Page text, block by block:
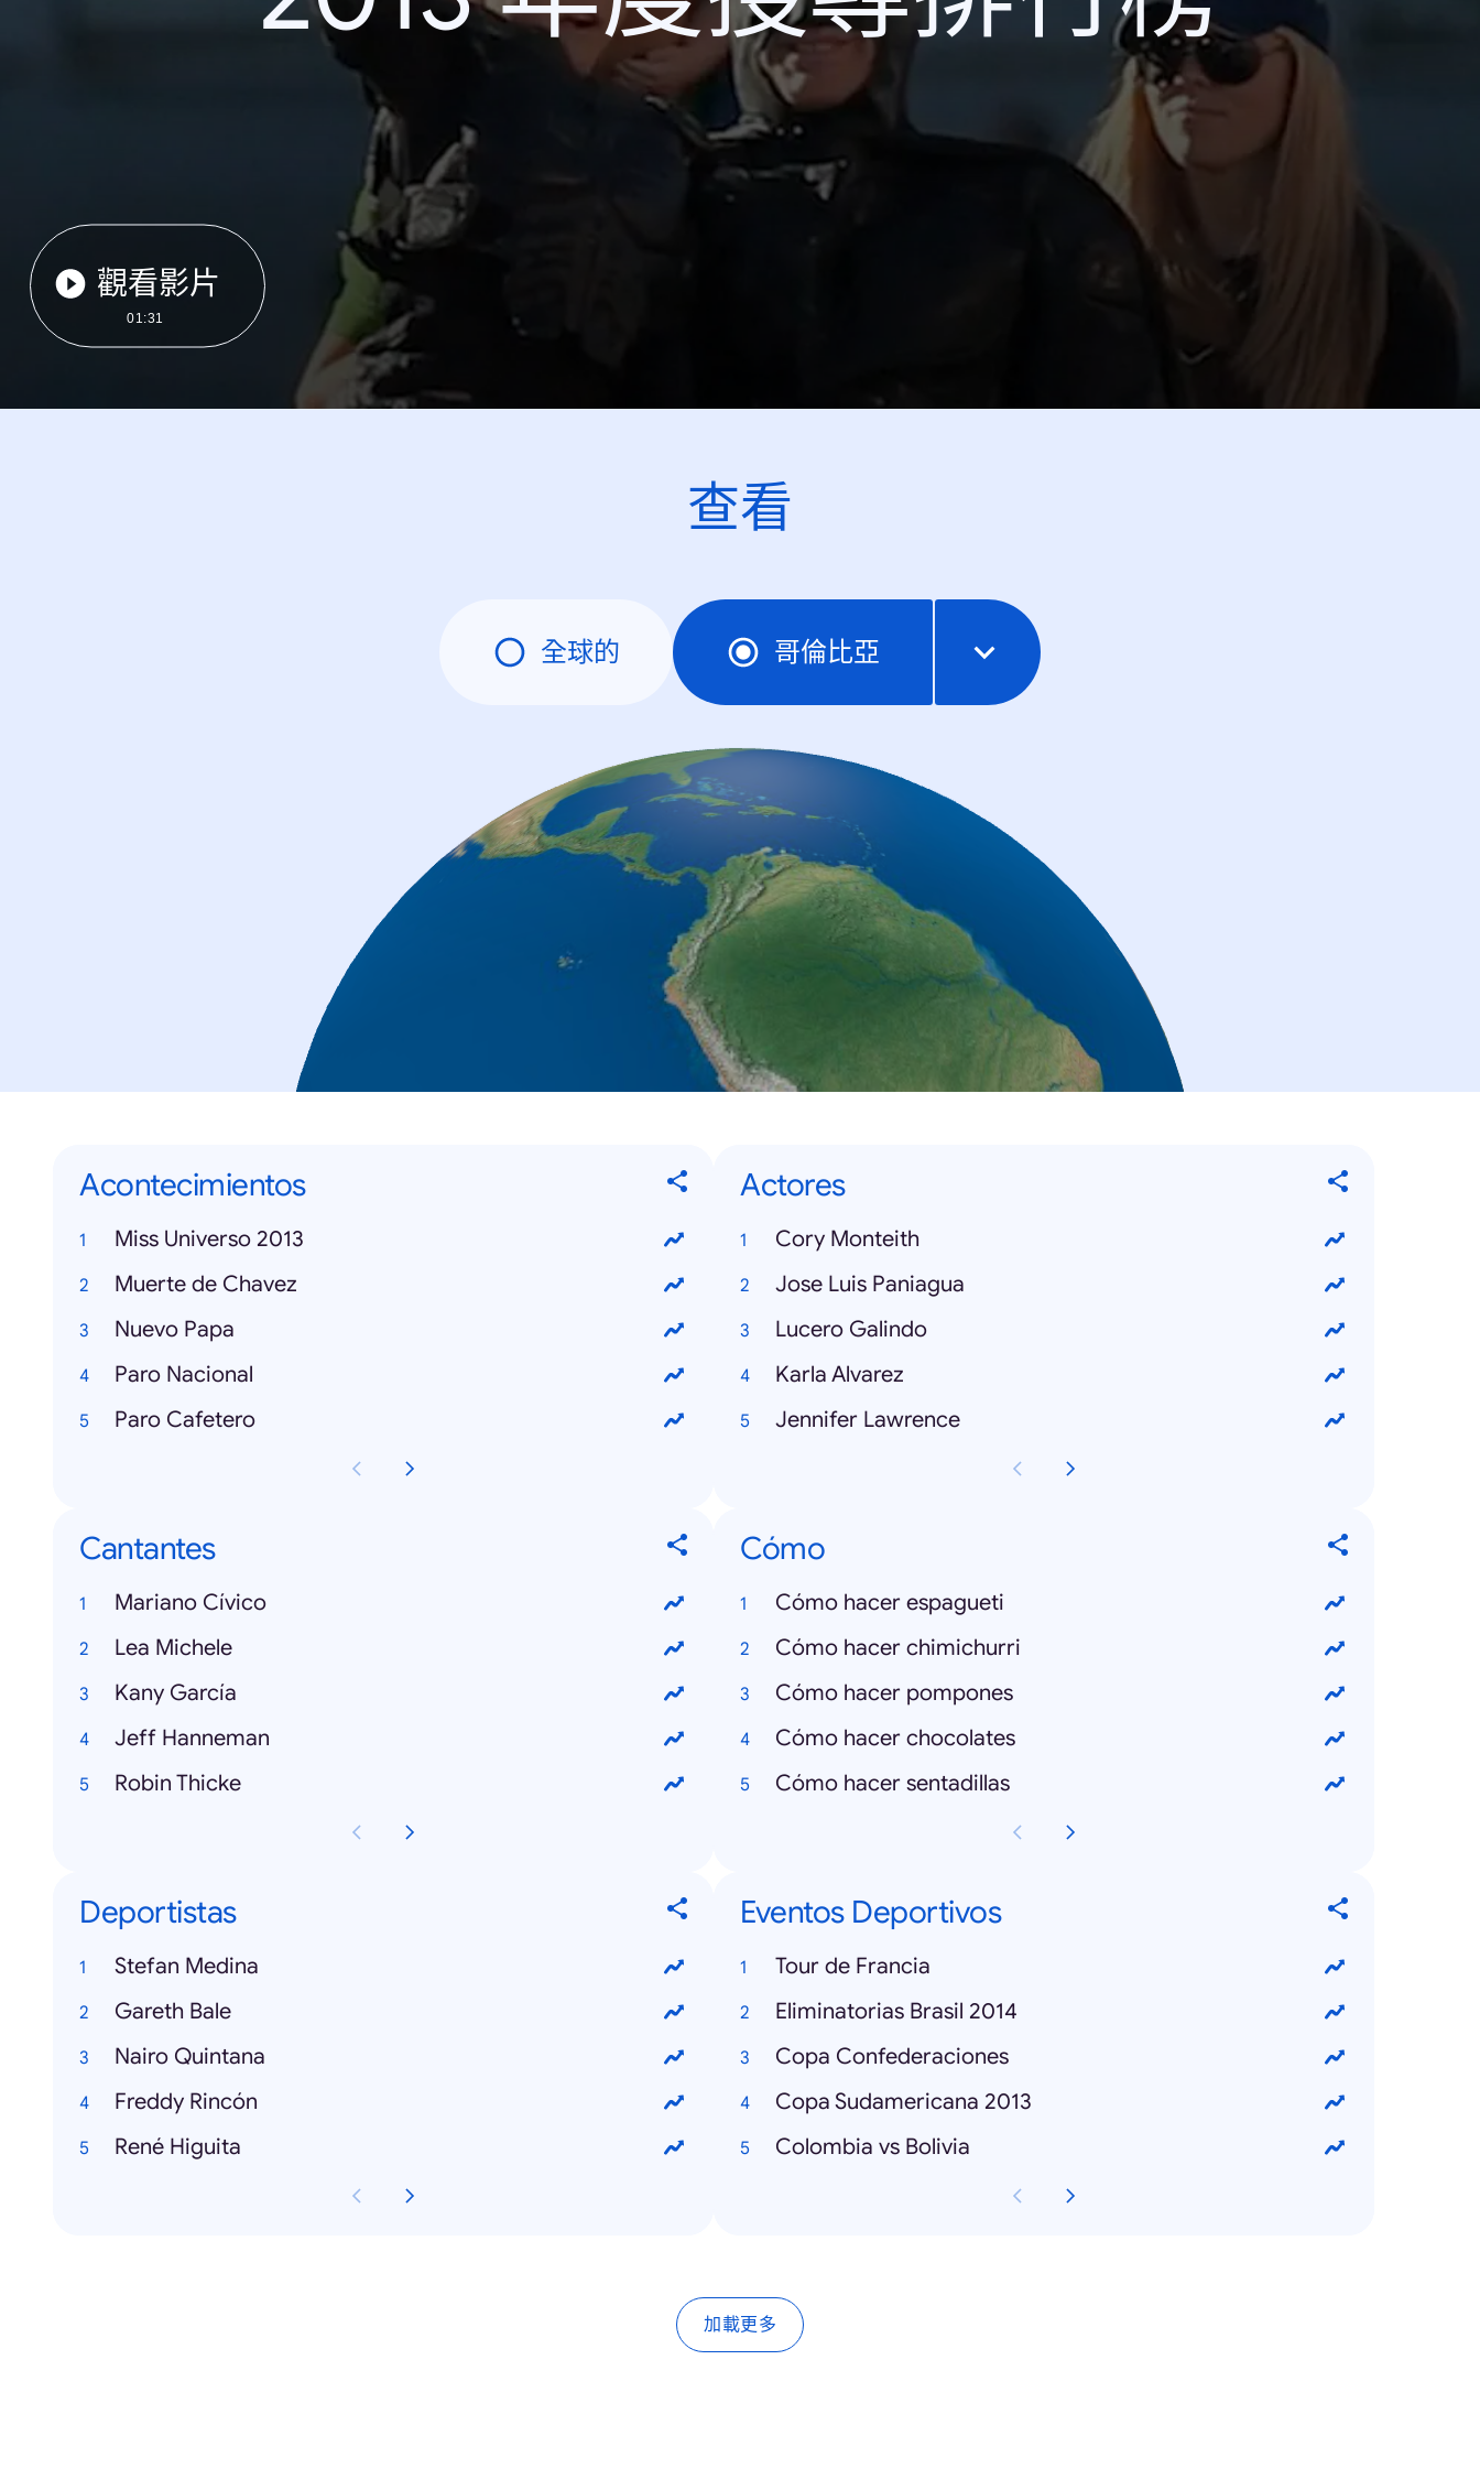
觀看影片
01:31
查看
全球的 哥倫比亞
Acontecimientos
Miss Universo 2013
Muerte de Chavez
Nuevo Papa
Paro Nacional
Paro Cafetero
Actores
Cory Monteith
Jose Luis Paniagua
Lucero Galindo
Karla Alvarez
Jennifer Lawrence
Cantantes
Mariano Cívico
Lea Michele
Kany García
Jeff Hanneman
Robin Thicke
Cómo
Cómo hacer espagueti
Cómo hacer chimichurri
Cómo hacer pompones
Cómo hacer chocolates
Cómo hacer sentadillas
Deportistas
Stefan Medina
Gareth Bale
Nairo Quintana
Freddy Rincón
René Higuita
Eventos Deportivos
Tour de Francia
Eliminatorias Brasil 2014
Copa Confederaciones
Copa Sudamericana 2013
Colombia vs Bolivia
加載更多